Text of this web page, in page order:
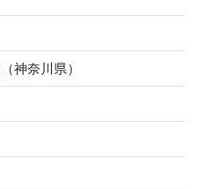
神奈川県）